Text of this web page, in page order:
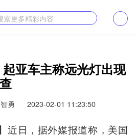
索更多精彩内容
亚车主称远光灯出现
勇 2023-02-01 11:23:50
日，据外媒报道称，美国